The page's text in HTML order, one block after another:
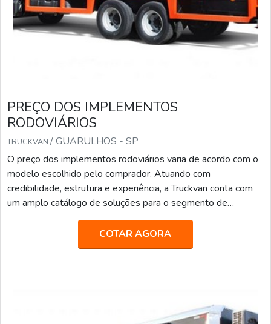
PREÇO DOS IMPLEMENTOS
RODOVIÁRIOS
TRUCKVAN / GUARULHOS - SP
O preço dos implementos rodoviários varia de acordo com o
modelo escolhido pelo comprador. Atuando com
credibilidade, estrutura e experiência, a Truckvan conta com
um amplo catálogo de soluções para o segmento de
transporte de pesados, tais como: Transporte de valores;
Semirreboque, bitrem e rodotrem sider; Piso móvel; Linha
Graneleira; Inloader; Furgão; Carroceria para transporte de
bebidas; Carga seca; Entre outros.Fundada em 1992, a
COTAR AGORA